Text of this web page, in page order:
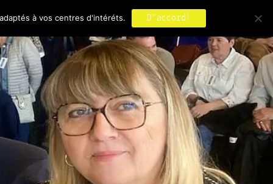
à vos centres d'intéréts. D"accord!